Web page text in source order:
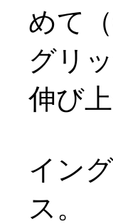
めて
グリ
伸び
イン
ス。